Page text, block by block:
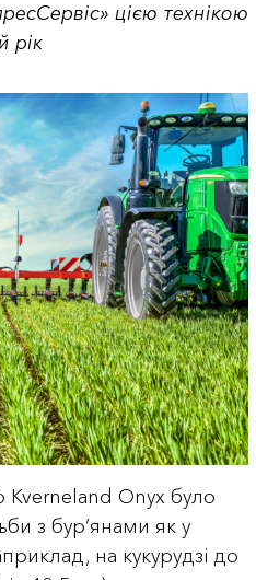
цією технікою
рік
Kverneland Onyx було
з бур’янами як у
на кукурудзі до